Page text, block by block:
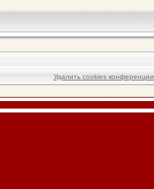
Удалить cookies конференции